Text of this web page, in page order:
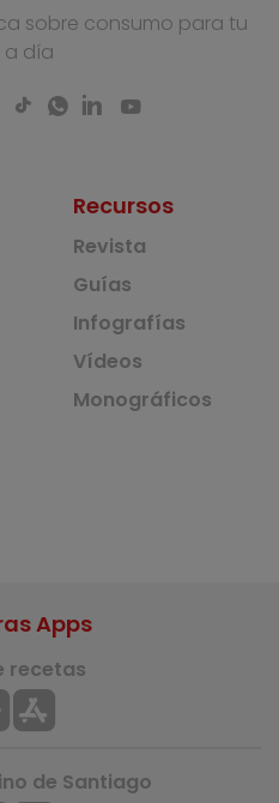
sobre consumo para tu
a día
Recursos
Revista
Guías
Infografías
Vídeos
Monográficos
Apps
recetas
de Santiago